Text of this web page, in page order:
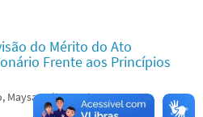
do Mérito do Ato
Frente aos Princípios
Caliman Vicente